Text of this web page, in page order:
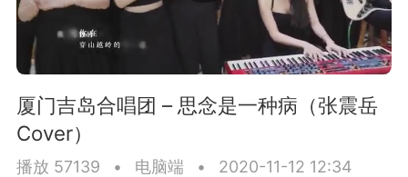
手机
厦门吉岛合唱团 – 思念是一种病（张震岳
Cover）
播放 57139 • 电脑端 • 2020-11-12 12:34